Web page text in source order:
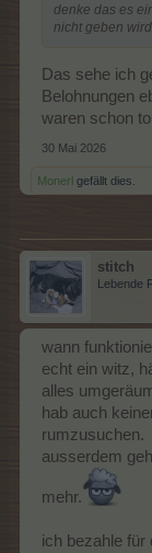
denke das es
nicht geben wird
Das sehe ich
Belohnungen
waren schon
30 Mai 2026
Monerl gefällt dies.
stitch
Lebende
wann
echt ein witz,
alles
hab auch
rumzusuchen.
ausserdem
mehr.
ich bezahle für